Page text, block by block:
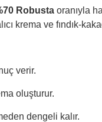
Robusta oranıyla
krema ve fındık-
verir.
oluşturur.
dengeli kalır.